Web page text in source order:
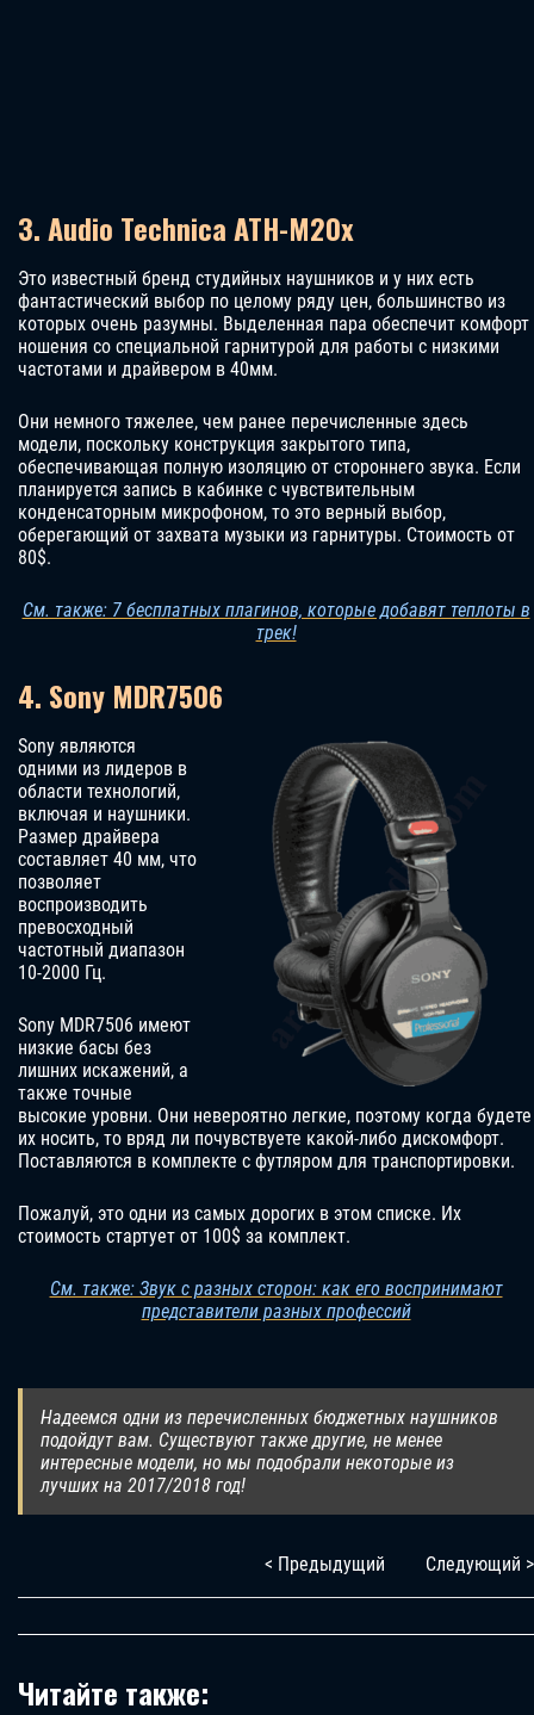
3. Audio Technica ATH-M20x
Это известный бренд студийных наушников и у них есть
фантастический выбор по целому ряду цен, большинство из
которых очень разумны. Выделенная пара обеспечит комфорт
ношения со специальной гарнитурой для работы с низкими
частотами и драйвером в 40мм.
Они немного тяжелее, чем ранее перечисленные здесь
модели, поскольку конструкция закрытого типа,
обеспечивающая полную изоляцию от стороннего звука. Если
планируется запись в кабинке с чувствительным
конденсаторным микрофоном, то это верный выбор,
оберегающий от захвата музыки из гарнитуры. Стоимость от
80$.
См. также: 7 бесплатных плагинов, которые добавят теплоты в
трек!
4. Sony MDR7506
Sony являются
одними из лидеров в
области технологий,
включая и наушники.
Размер драйвера
составляет 40 мм, что
позволяет
воспроизводить
превосходный
частотный диапазон
10-2000 Гц.
Sony MDR7506 имеют
низкие басы без
лишних искажений, а
также точные
высокие уровни. Они невероятно легкие, поэтому когда будете
их носить, то вряд ли почувствуете какой-либо дискомфорт.
Поставляются в комплекте с футляром для транспортировки.
Пожалуй, это одни из самых дорогих в этом списке. Их
стоимость стартует от 100$ за комплект.
См. также: Звук с разных сторон: как его воспринимают
представители разных профессий
Надеемся одни из перечисленных бюджетных наушников
подойдут вам. Существуют также другие, не менее
интересные модели, но мы подобрали некоторые из
лучших на 2017/2018 год!
< Предыдущий Следующий >
Читайте также: